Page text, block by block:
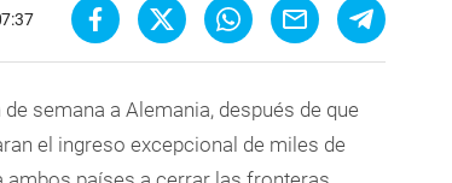
semana a Alemania, después de que
el ingreso excepcional de miles de